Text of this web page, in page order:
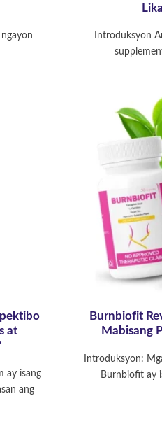
Introduksyon
at
ay isang
ang
Burnbiofit
Mabisang
Introduksyon:
Burnbiofit ay